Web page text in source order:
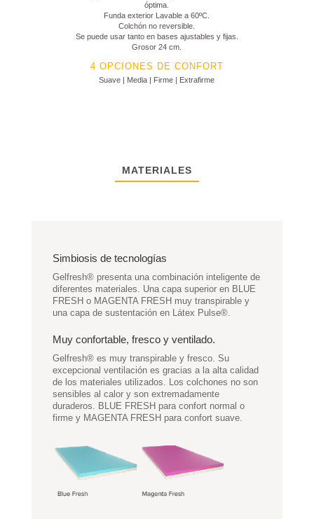
óptima.
Funda exterior Lavable a 60ºC.
Colchón no reversible.
Se puede usar tanto en bases ajustables y fijas.
Grosor 24 cm.
4 OPCIONES DE CONFORT
Suave | Media | Firme | Extrafirme
MATERIALES
Simbiosis de tecnologías
Gelfresh® presenta una combinación inteligente de
diferentes materiales. Una capa superior en BLUE
FRESH o MAGENTA FRESH muy transpirable y
una capa de sustentación en Látex Pulse®.
Muy confortable, fresco y ventilado.
Gelfresh® es muy transpirable y fresco. Su
excepcional ventilación es gracias a la alta calidad
de los materiales utilizados. Los colchones no son
sensibles al calor y son extremadamente
duraderos. BLUE FRESH para confort normal o
firme y MAGENTA FRESH para confort suave.